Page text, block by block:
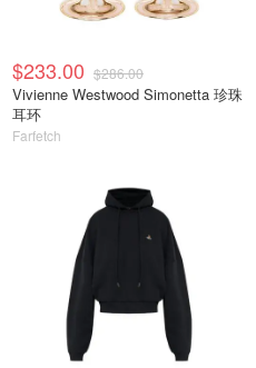
$233.00 $286.00
Vivienne Westwood Simonetta 珍珠
耳环
Farfetch